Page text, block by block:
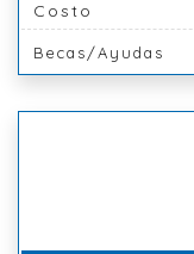
Costo
Becas/Ayudas